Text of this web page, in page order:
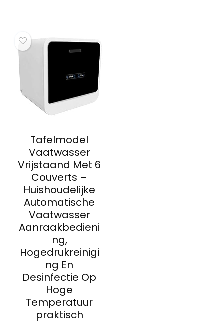
Tafelmodel
Vaatwasser
Vrijstaand Met 6
Couverts –
Huishoudelijke
Automatische
Vaatwasser
Aanraakbedieni
ng,
Hogedrukreinigi
ng En
Desinfectie Op
Hoge
Temperatuur
praktisch